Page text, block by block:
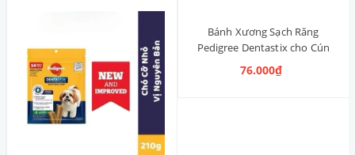
Bánh Xương Sạch Răng
Pedigree Dentastix cho Cún
nhỏ 120g (14 Thanh, Vị Truyền
Thống)
76.000₫